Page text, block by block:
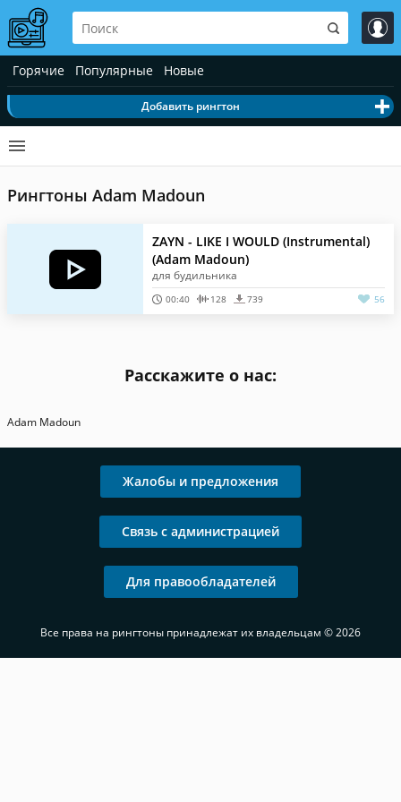
Горячие Популярные Новые
Добавить рингтон
Рингтоны Adam Madoun
ZAYN - LIKE I WOULD (Instrumental)
(Adam Madoun)
для будильника
00:40 128 739 56
Расскажите о нас:
Adam Madoun
Жалобы и предложения
Связь с администрацией
Для правообладателей
Все права на рингтоны принадлежат их владельцам © 2026